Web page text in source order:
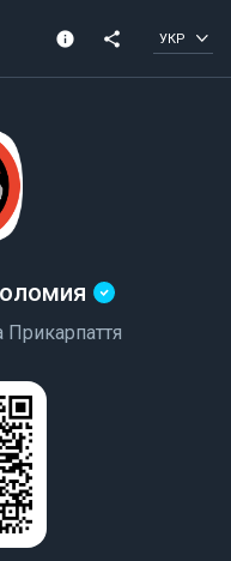
info share УКР
Прикарпаття